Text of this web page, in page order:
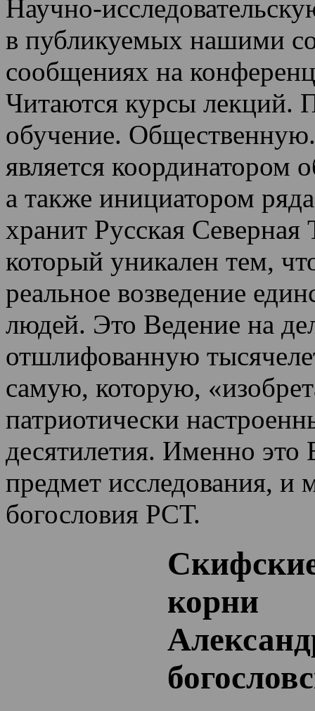
Научно-
в публикуемых нашими
сообщениях на
Читаются курсы лекций.
обучение.
является
а также инициатором
хранит Русская
который уникален тем,
реальное возведение
людей. Это Ведение на
отшлифованную
самую, которую,
патриотически
десятилетия. Именно это
предмет исследования, и
богословия РСТ.
корни